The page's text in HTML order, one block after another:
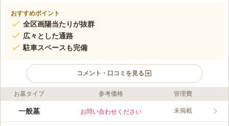
おすすめポイント
全区画陽当たりが抜群
広々とした通路
駐車スペースも完備
コメント・口コミを見る
ライフドット編集部のコメント
高地に位置しており、山や空を近くに感じることができる開放感
お墓タイプ 参考価格 管理費
一般墓 お問い合わせください 未掲載